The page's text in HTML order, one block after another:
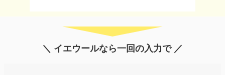
＼ イエウールなら一回の入力で ／